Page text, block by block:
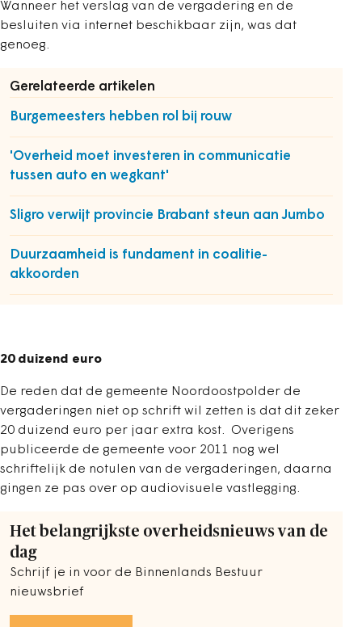
Wanneer het verslag van de vergadering en de
besluiten via internet beschikbaar zijn, was dat
genoeg.
Gerelateerde artikelen
Burgemeesters hebben rol bij rouw
'Overheid moet investeren in communicatie
tussen auto en wegkant'
Sligro verwijt provincie Brabant steun aan Jumbo
Duurzaamheid is fundament in coalitie-
akkoorden
20 duizend euro
De reden dat de gemeente Noordoostpolder de
vergaderingen niet op schrift wil zetten is dat dit zeker
20 duizend euro per jaar extra kost. Overigens
publiceerde de gemeente voor 2011 nog wel
schriftelijk de notulen van de vergaderingen, daarna
gingen ze pas over op audiovisuele vastlegging.
Het belangrijkste overheidsnieuws van de
dag
Schrijf je in voor de Binnenlands Bestuur
nieuwsbrief